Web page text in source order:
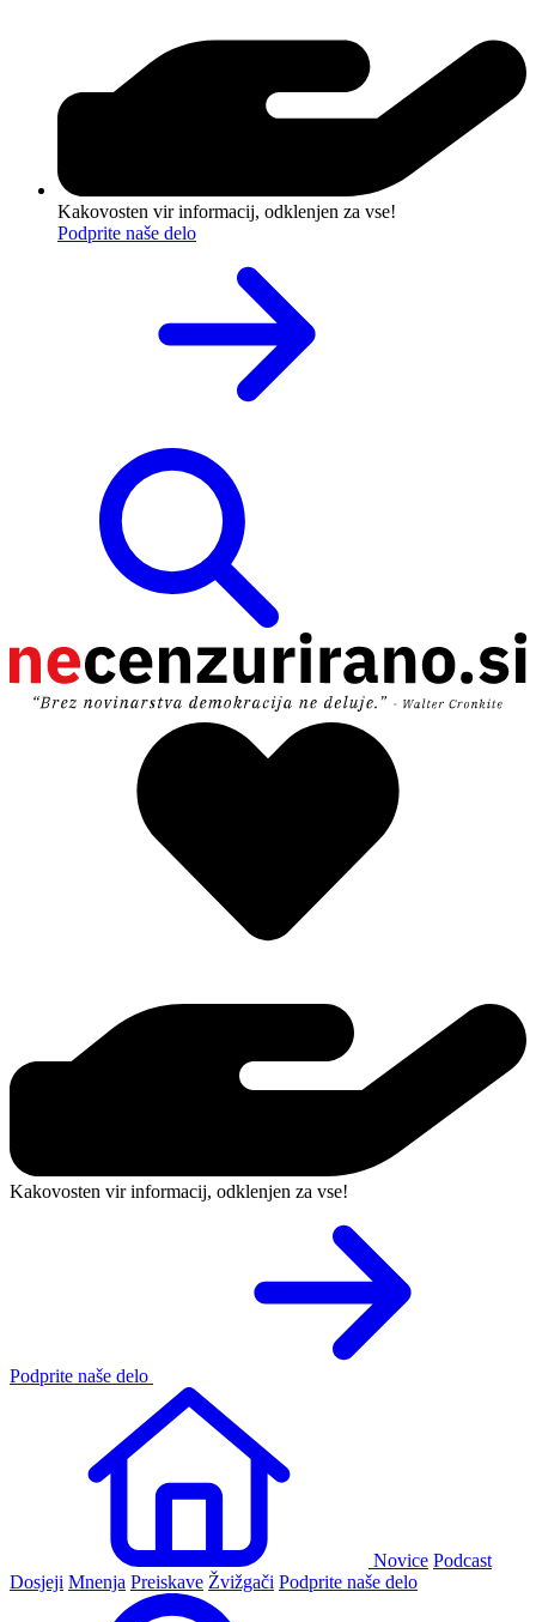
Kakovosten vir informacij, odklenjen za vse!
Podprite naše delo
Kakovosten vir informacij, odklenjen za vse!
Podprite naše delo
Novice Podcast
Dosjeji Mnenja Preiskave Žvižgači Podprite naše delo